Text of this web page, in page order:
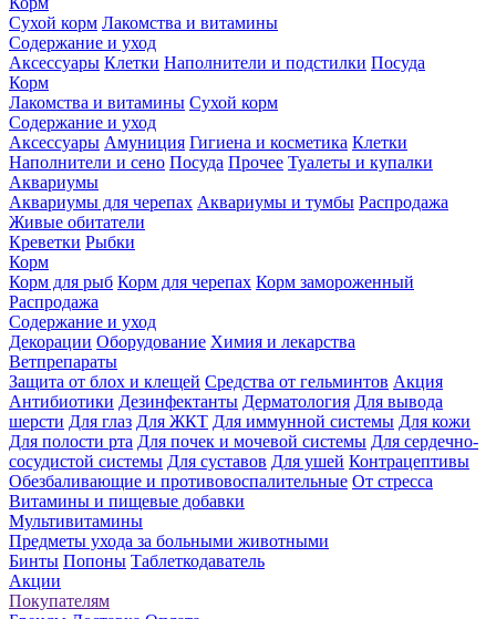
Сухой корм Лакомства и витамины
Содержание и уход
Аксессуары Клетки Наполнители и подстилки Посуда
Корм
Лакомства и витамины Сухой корм
Содержание и уход
Аксессуары Амуниция Гигиена и косметика Клетки
Наполнители и сено Посуда Прочее Туалеты и купалки
Аквариумы
Аквариумы для черепах Аквариумы и тумбы Распродажа
Живые обитатели
Креветки Рыбки
Корм
Корм для рыб Корм для черепах Корм замороженный
Распродажа
Содержание и уход
Декорации Оборудование Химия и лекарства
Ветпрепараты
Защита от блох и клещей Средства от гельминтов Акция
Антибиотики Дезинфектанты Дерматология Для вывода
шерсти Для глаз Для ЖКТ Для иммунной системы Для кожи
Для полости рта Для почек и мочевой системы Для сердечно-
сосудистой системы Для суставов Для ушей Контрацептивы
Обезбаливающие и противовоспалительные От стресса
Витамины и пищевые добавки
Мультивитамины
Предметы ухода за больными животными
Бинты Попоны Таблеткодаватель
Акции
Покупателям